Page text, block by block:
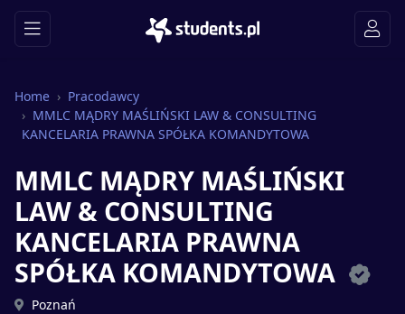
Home
Pracodawcy
MMLC MĄDRY MAŚLIŃSKI LAW & CONSULTING
KANCELARIA PRAWNA SPÓŁKA KOMANDYTOWA
MMLC MĄDRY MAŚLIŃSKI
LAW & CONSULTING
KANCELARIA PRAWNA
SPÓŁKA KOMANDYTOWA
Poznań